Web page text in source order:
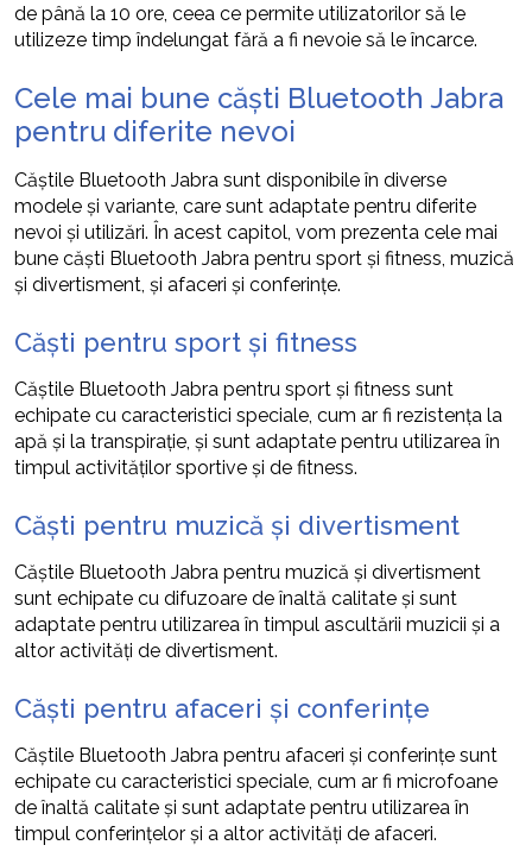
de până la 10 ore, ceea ce permite utilizatorilor să le
utilizeze timp îndelungat fără a fi nevoie să le încarce.
Cele mai bune căști Bluetooth Jabra
pentru diferite nevoi
Căștile Bluetooth Jabra sunt disponibile în diverse
modele și variante, care sunt adaptate pentru diferite
nevoi și utilizări. În acest capitol, vom prezenta cele mai
bune căști Bluetooth Jabra pentru sport și fitness, muzică
și divertisment, și afaceri și conferințe.
Căști pentru sport și fitness
Căștile Bluetooth Jabra pentru sport și fitness sunt
echipate cu caracteristici speciale, cum ar fi rezistența la
apă și la transpirație, și sunt adaptate pentru utilizarea în
timpul activităților sportive și de fitness.
Căști pentru muzică și divertisment
Căștile Bluetooth Jabra pentru muzică și divertisment
sunt echipate cu difuzoare de înaltă calitate și sunt
adaptate pentru utilizarea în timpul ascultării muzicii și a
altor activități de divertisment.
Căști pentru afaceri și conferințe
Căștile Bluetooth Jabra pentru afaceri și conferințe sunt
echipate cu caracteristici speciale, cum ar fi microfoane
de înaltă calitate și sunt adaptate pentru utilizarea în
timpul conferințelor și a altor activități de afaceri.